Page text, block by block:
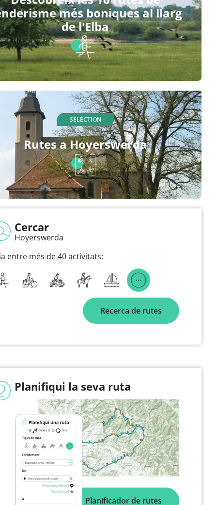
més boniques al llarg
de l'Elba
- SELECTION -
Rutes a Hoyerswerda
Cercar
Hoyerswerda
entre més de 40 activitats:
Recerca de rutes
Planifiqui la seva ruta
Planificador de rutes